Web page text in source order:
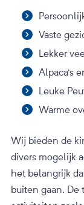
Vaste
Lekker
Alpaca’s
Leuke
Warme
Wij bieden de
divers mogelijk
het belangrijk
buiten gaan.